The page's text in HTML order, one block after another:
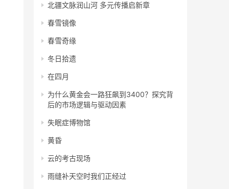
北疆文脉润山河 多元传播启新章
春雪镜像
春雪奇缘
冬日拾遗
在四月
为什么黄金会一路狂飙到3400？探究背
后的市场逻辑与驱动因素
失眠症博物馆
黄昏
云的考古现场
雨缝补天空时我们正经过